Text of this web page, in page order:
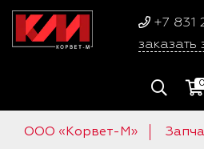
+7 831
заказать
0
ООО «Корвет-М»